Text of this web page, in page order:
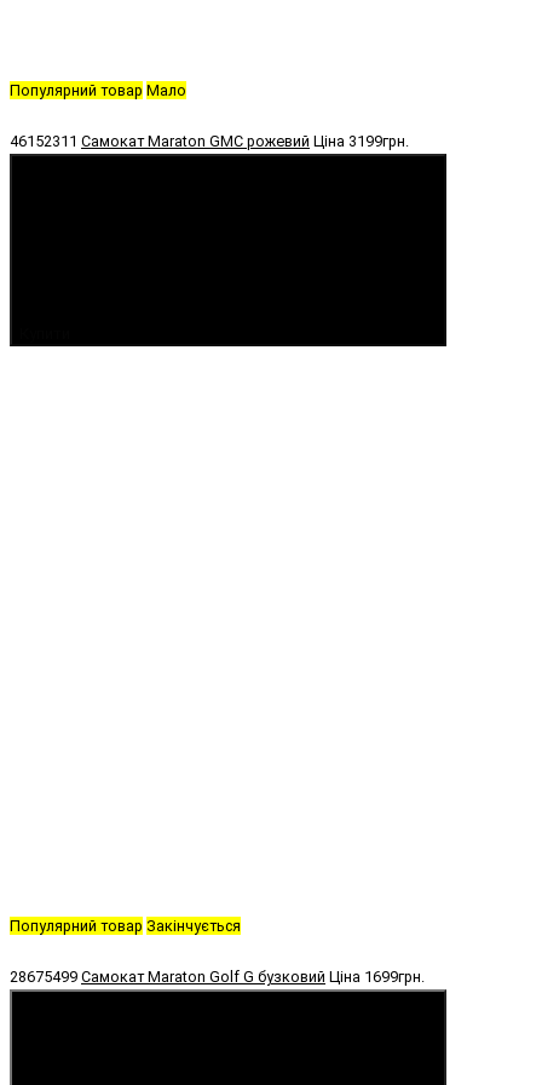
Популярний товар Мало
46152311 Самокат Maraton GMC рожевий Ціна 3199грн.
Популярний товар Закінчується
28675499 Самокат Maraton Golf G бузковий Ціна 1699грн.